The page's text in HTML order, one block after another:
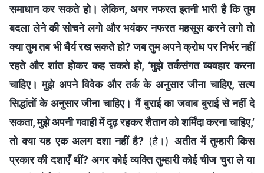
समाधान कर सकते हो। लेकिन, अगर नफरत इतनी भारी है कि तुम
बदला लेने की सोचने लगो और भयंकर नफरत महसूस करने लगो तो
क्या तुम तब भी धैर्य रख सकते हो? जब तुम अपने क्रोध पर निर्भर नहीं
रहते और शांत होकर कह सकते हो, ‘मुझे तर्कसंगत व्यवहार करना
चाहिए। मुझे अपने विवेक और तर्क के अनुसार जीना चाहिए, सत्य
सिद्धांतों के अनुसार जीना चाहिए। मैं बुराई का जवाब बुराई से नहीं दे
सकता, मुझे अपनी गवाही में दृढ़ रहकर शैतान को शर्मिंदा करना चाहिए,’
तो क्या यह एक अलग दशा नहीं है? (है।) अतीत में तुम्हारी किस
प्रकार की दशाएँ थीं? अगर कोई व्यक्ति तुम्हारी कोई चीज चुरा ले या